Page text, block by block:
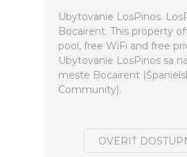
Ubytovanie LosPinos.
Bocairent. This property
pool, free WiFi and free
Ubytovanie LosPinos sa
meste Bocairent
Community).
OVERIŤ